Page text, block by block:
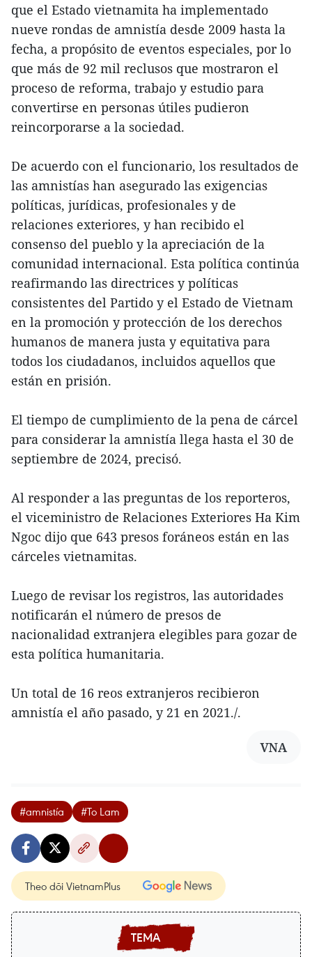
que el Estado vietnamita ha implementado
nueve rondas de amnistía desde 2009 hasta la
fecha, a propósito de eventos especiales, por lo
que más de 92 mil reclusos que mostraron el
proceso de reforma, trabajo y estudio para
convertirse en personas útiles pudieron
reincorporarse a la sociedad.
De acuerdo con el funcionario, los resultados de
las amnistías han asegurado las exigencias
políticas, jurídicas, profesionales y de
relaciones exteriores, y han recibido el
consenso del pueblo y la apreciación de la
comunidad internacional. Esta política continúa
reafirmando las directrices y políticas
consistentes del Partido y el Estado de Vietnam
en la promoción y protección de los derechos
humanos de manera justa y equitativa para
todos los ciudadanos, incluidos aquellos que
están en prisión.
El tiempo de cumplimiento de la pena de cárcel
para considerar la amnistía llega hasta el 30 de
septiembre de 2024, precisó.
Al responder a las preguntas de los reporteros,
el viceministro de Relaciones Exteriores Ha Kim
Ngoc dijo que 643 presos foráneos están en las
cárceles vietnamitas.
Luego de revisar los registros, las autoridades
notificarán el número de presos de
nacionalidad extranjera elegibles para gozar de
esta política humanitaria.
Un total de 16 reos extranjeros recibieron
amnistía el año pasado, y 21 en 2021./.
VNA
#amnistía #To Lam
Theo dõi VietnamPlus